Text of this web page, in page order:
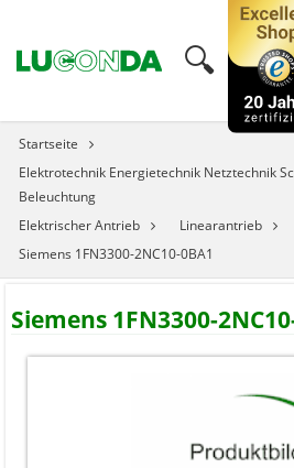
🔍︎
Startseite
Elektrotechnik Energietechnik Netztechnik
Beleuchtung
Elektrischer Antrieb
Linearantrieb
Siemens 1FN3300-2NC10-0BA1
Siemens 1FN3300-